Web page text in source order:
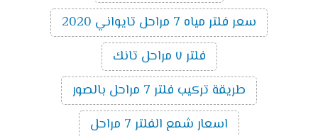
سعر فلتر مياه 7 مراحل تايواني 2020
فلتر ٧ مراحل تانك
طريقة تركيب فلتر 7 مراحل بالصور
اسعار شمع الفلتر 7 مراحل